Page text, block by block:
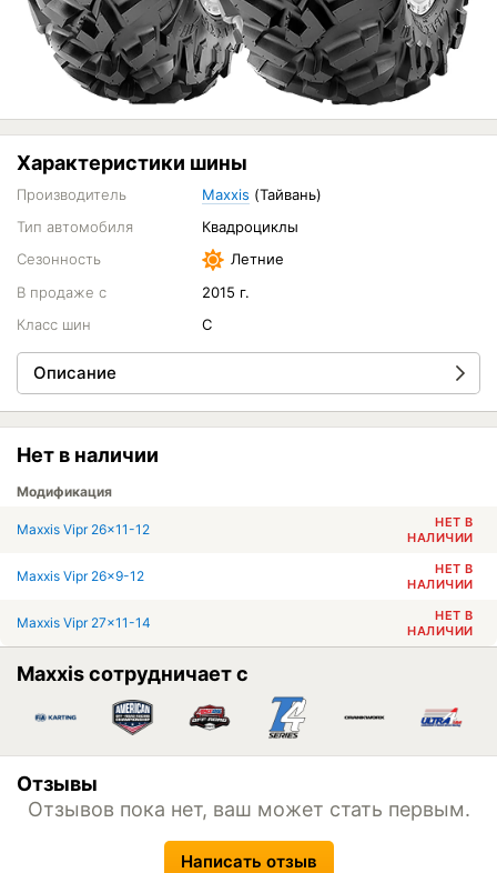
Характеристики шины
Производитель Maxxis (Тайвань)
Тип автомобиля
Квадроциклы
Сезонность
Летние
В продаже с
2015 г.
Класс шин
C
Описание
Нет в наличии
Модификация
Maxxis Vipr 26x11-12
НЕТ В
НАЛИЧИИ
Maxxis Vipr 26x9-12
НЕТ В
НАЛИЧИИ
Maxxis Vipr 27x11-14
НЕТ В
НАЛИЧИИ
Maxxis сотрудничает с
Отзывы
Отзывов пока нет, ваш может стать первым.
Написать отзыв